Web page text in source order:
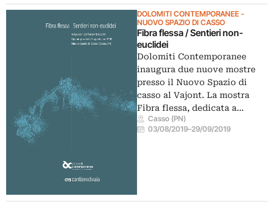
DOLOMITI CONTEMPORANEE -
NUOVO SPAZIO DI CASSO
Fibra flessa / Sentieri non-
euclidei
Dolomiti Contemporanee
inaugura due nuove mostre
presso il Nuovo Spazio di
casso al Vajont. La mostra
Fibra flessa, dedicata a…
Casso (PN)
03/08/2019–29/09/2019